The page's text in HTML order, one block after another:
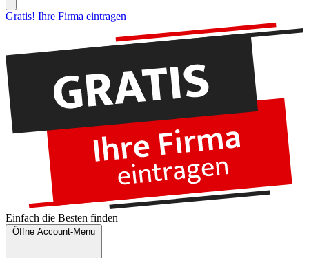
Gratis! Ihre Firma eintragen
Einfach die Besten finden
Öffne Account-Menu